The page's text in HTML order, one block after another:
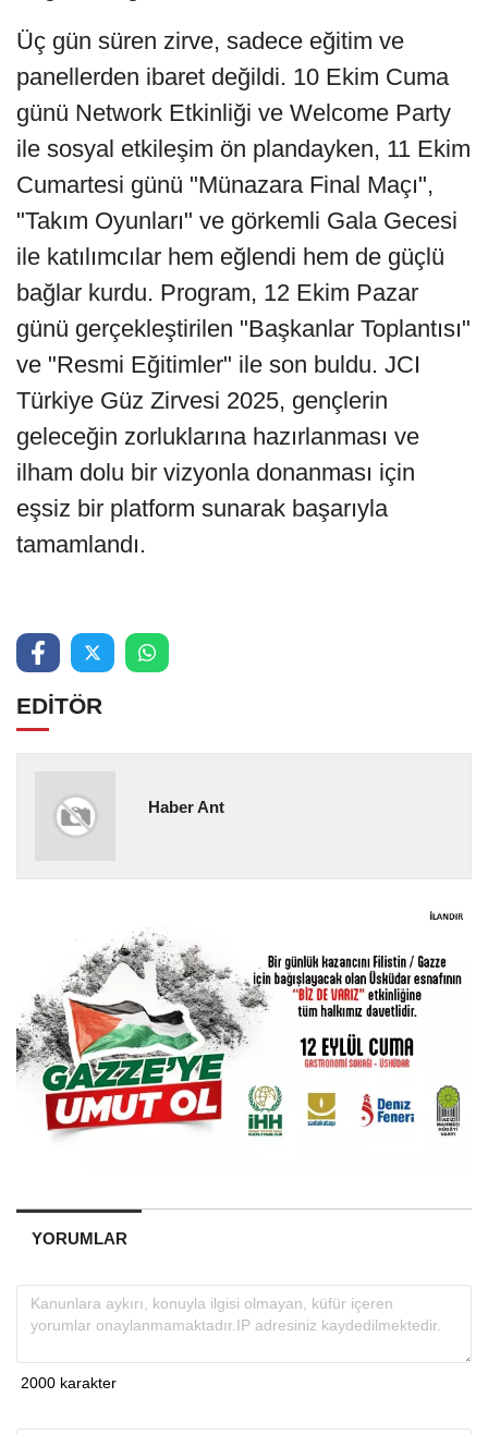
Üç gün süren zirve, sadece eğitim ve
panellerden ibaret değildi. 10 Ekim Cuma
günü Network Etkinliği ve Welcome Party
ile sosyal etkileşim ön plandayken, 11 Ekim
Cumartesi günü "Münazara Final Maçı",
"Takım Oyunları" ve görkemli Gala Gecesi
ile katılımcılar hem eğlendi hem de güçlü
bağlar kurdu. Program, 12 Ekim Pazar
günü gerçekleştirilen "Başkanlar Toplantısı"
ve "Resmi Eğitimler" ile son buldu. JCI
Türkiye Güz Zirvesi 2025, gençlerin
geleceğin zorluklarına hazırlanması ve
ilham dolu bir vizyonla donanması için
eşsiz bir platform sunarak başarıyla
tamamlandı.
EDİTÖR
Haber Ant
YORUMLAR